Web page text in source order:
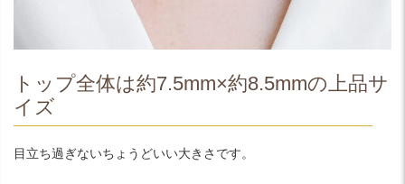
トップ全体は約7.5mm×約8.5mmの上品サ
イズ
目立ち過ぎないちょうどいい大きさです。